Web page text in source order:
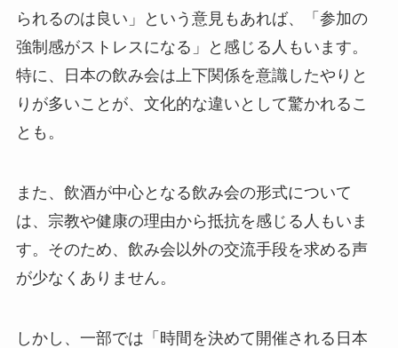
られるのは良い」という意見もあれば、「参加の
強制感がストレスになる」と感じる人もいます。
特に、日本の飲み会は上下関係を意識したやりと
りが多いことが、文化的な違いとして驚かれるこ
とも。
また、飲酒が中心となる飲み会の形式について
は、宗教や健康の理由から抵抗を感じる人もいま
す。そのため、飲み会以外の交流手段を求める声
が少なくありません。
しかし、一部では「時間を決めて開催される日本